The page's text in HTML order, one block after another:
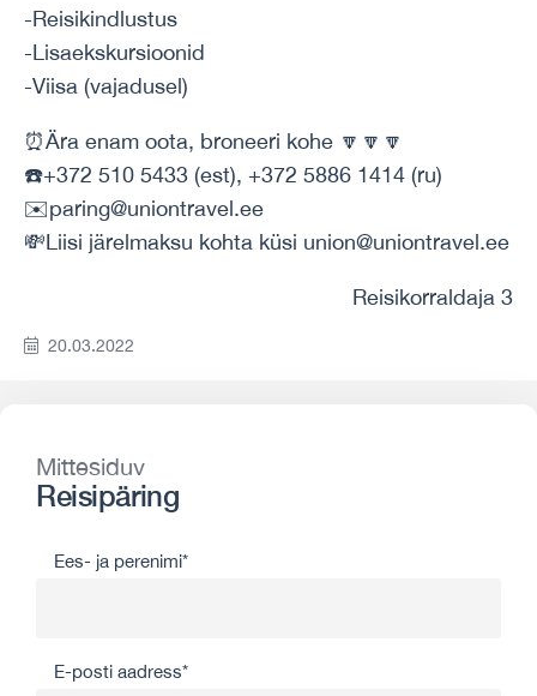
-Reisikindlustus
-Lisaekskursioonid
-Viisa (vajadusel)
⏰Ära enam oota, broneeri kohe 🔽🔽🔽
☎️+372 510 5433 (est), +372 5886 1414 (ru)
✉️paring@uniontravel.ee
💸Liisi järelmaksu kohta küsi union@uniontravel.ee
Reisikorraldaja 3
20.03.2022
Mittesiduv
Reisipäring
Ees- ja perenimi*
E-posti aadress*